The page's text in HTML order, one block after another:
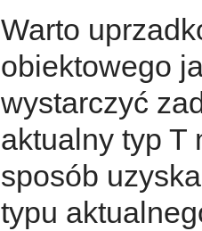
Warto
obiektowego
wystarczyć
aktualny typ T
sposób
typu